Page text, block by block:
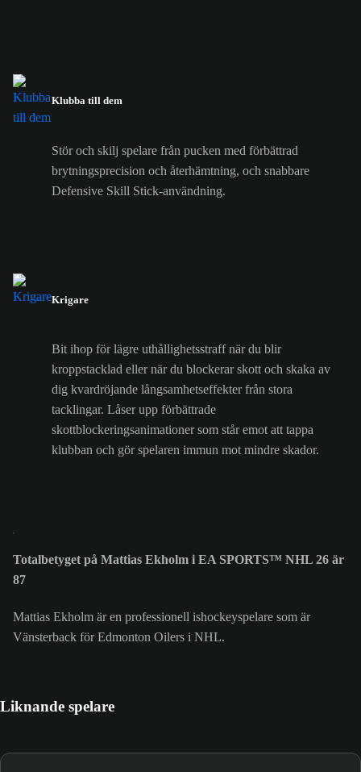
Klubba till dem
Stör och skilj spelare från pucken med förbättrad
brytningsprecision och återhämtning, och snabbare
Defensive Skill Stick-användning.
Krigare
Bit ihop för lägre uthållighetsstraff när du blir
kroppstacklad eller när du blockerar skott och skaka av
dig kvardröjande långsamhetseffekter från stora
tacklingar. Låser upp förbättrade
skottblockeringsanimationer som står emot att tappa
klubban och gör spelaren immun mot mindre skador.
Totalbetyget på Mattias Ekholm i EA SPORTS™ NHL 26 är
87
Mattias Ekholm är en professionell ishockeyspelare som är
Vänsterback för Edmonton Oilers i NHL.
Liknande spelare